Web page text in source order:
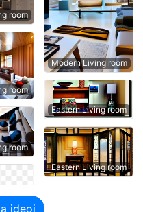
room
room
room
Modern Living room
Eastern Living room
Eastern Living room
ideoj